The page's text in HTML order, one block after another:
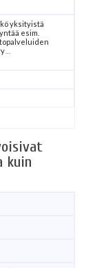
yksityistä
esim.
kuin